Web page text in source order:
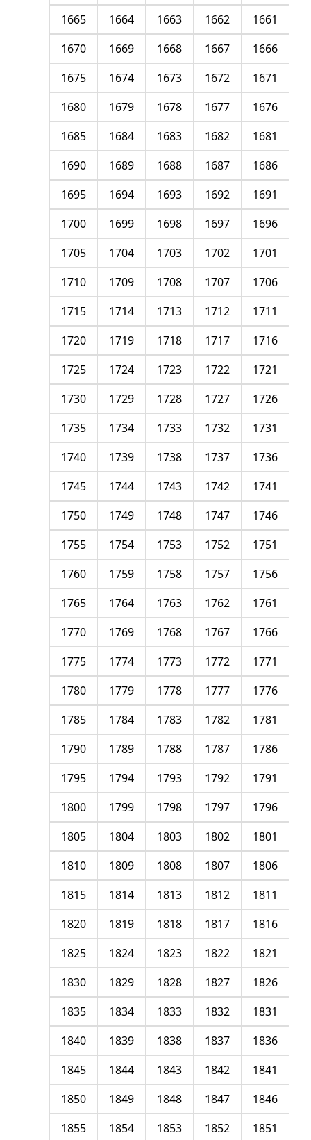
1661
1662
1663
1664
1665
1666
1667
1668
1669
1670
1671
1672
1673
1674
1675
1676
1677
1678
1679
1680
1681
1682
1683
1684
1685
1686
1687
1688
1689
1690
1691
1692
1693
1694
1695
1696
1697
1698
1699
1700
1701
1702
1703
1704
1705
1706
1707
1708
1709
1710
1711
1712
1713
1714
1715
1716
1717
1718
1719
1720
1721
1722
1723
1724
1725
1726
1727
1728
1729
1730
1731
1732
1733
1734
1735
1736
1737
1738
1739
1740
1741
1742
1743
1744
1745
1746
1747
1748
1749
1750
1751
1752
1753
1754
1755
1756
1757
1758
1759
1760
1761
1762
1763
1764
1765
1766
1767
1768
1769
1770
1771
1772
1773
1774
1775
1776
1777
1778
1779
1780
1781
1782
1783
1784
1785
1786
1787
1788
1789
1790
1791
1792
1793
1794
1795
1796
1797
1798
1799
1800
1801
1802
1803
1804
1805
1806
1807
1808
1809
1810
1811
1812
1813
1814
1815
1816
1817
1818
1819
1820
1821
1822
1823
1824
1825
1826
1827
1828
1829
1830
1831
1832
1833
1834
1835
1836
1837
1838
1839
1840
1841
1842
1843
1844
1845
1846
1847
1848
1849
1850
1851
1852
1853
1854
1855